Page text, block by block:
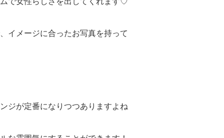
イメージに合ったお写真を持って
ジが定番になりつつありますよね